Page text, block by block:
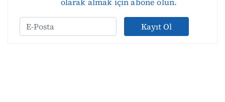
Kayıt Ol